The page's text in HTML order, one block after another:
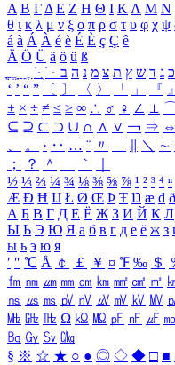
Α Β ΓΔ Ε Ζ Η Θ Ι ΚΛ Μ Ν
θ ι κ λ μ ν ξ ο π ρ σ τ υ φ χ ψ
á à Á À é è É È ç Ç ê
Ä Ö Ü ä ö ü ß
ִֶֹ ֻּ ׁׂ כ ג ד ש ץ ת צ מ נ ה ב
‘ ’ “ ” 〔 〕 〈 〉 「 」 『 』
± × ÷ ≠ ≤ ≥ ∞ ∴ ♂ ♀ ∠ ⊥
⊆ ⊇ ⊂ ⊃ ∪ ∩ ∧ ∨ ￢ ⇒ ⇔
、
。 · ‥ … ¨ 〃 ― ＼ ∼
；
？ ＾ ｀
½ ⅓ ⅔ ¼ ¾ ⅛ ⅜ ⅝ ⅞ ¹ ² ³ ⁴ ⁿ
Æ Ð Ħ Ĳ Ł Ø Œ Þ Ŧ Ŋ æ đ ð
А Б В Г Д Е Ё Ж З И Й К Л
Ы Ь Э Ю Я а б в г д е ё ж з
ы ь э ю я
′ ″ ℃ Å ￠ ￡ ￥ ¤ ℉ ‰ ＄
㎙ ㎚ ㎛ ㎜ ㎝ ㎞ ㎟ ㎠ ㎡
㎱ ㎲ ㎳ ㎴ ㎵ ㎶ ㎷ ㎸ ㎹
㎒ ㎓ ㎔ Ω ㏀ ㏁ ㎊ ㎋ ㎌ ㏖
㏃ ㏉ ㏜ ㏆
§ ※ ☆ ★ ○ ● ◎ ◇ ◆ □ ■